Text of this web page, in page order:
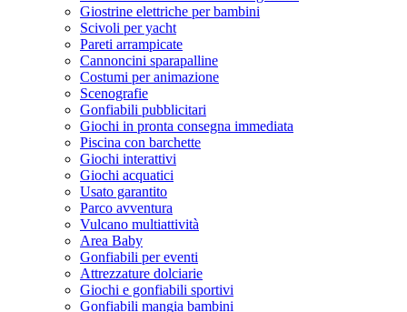
Giostrine elettriche per bambini
Scivoli per yacht
Pareti arrampicate
Cannoncini sparapalline
Costumi per animazione
Scenografie
Gonfiabili pubblicitari
Giochi in pronta consegna immediata
Piscina con barchette
Giochi interattivi
Giochi acquatici
Usato garantito
Parco avventura
Vulcano multiattività
Area Baby
Gonfiabili per eventi
Attrezzature dolciarie
Giochi e gonfiabili sportivi
Gonfiabili mangia bambini